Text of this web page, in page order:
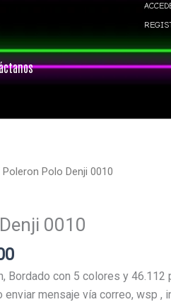
Polo Denji 0010
0010
El
precio
actual
Bordado con 5 colores y 46.112
mensaje vía correo, wsp ,